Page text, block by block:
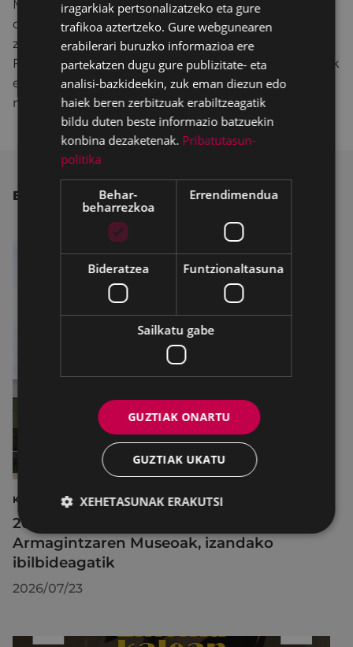
Modernoaren arkitekturaren eta hirigintzaren
ondare historikoa dokumentatzeko, baloratzeko,
zabaltzeko eta kontserbatzeko Nazioarteko
Fundazioaren siglei dagokie Docomomo, eta plakek
eraikinaren ondare-balioa egiaztatzen dute
nazioartean.
BESTE ALBISTE BATZUK
KULTURA
2026ko Delta Cultura Saria jaso du
Armagintzaren Museoak, izandako
ibilbideagatik
2026/07/23
iragarkiak pertsonalizatzeko eta gure
trafikoa aztertzeko. Gure webgunearen
erabilerari buruzko informazioa ere
partekatzen dugu gure publizitate- eta
analisi-bazkideekin, zuk eman diezun edo
haiek beren zerbitzuak erabiltzeagatik
bildu duten beste informazio batzuekin
konbina dezaketenak. Pribatutasun-
politika
Behar-
beharrezkoa
Errendimendua
Bideratzea Funtzionaltasuna
Sailkatu gabe
GUZTIAK ONARTU
GUZTIAK UKATU
XEHETASUNAK ERAKUTSI